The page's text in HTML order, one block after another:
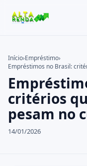
Cartão de Crédito
Novidades
Empréstimo
Legal
Buscar no
Buscar por:
Pressione Enter
Início›Empréstimo›
Empréstimos no Brasil:
critérios
pesam no
14/01/2026